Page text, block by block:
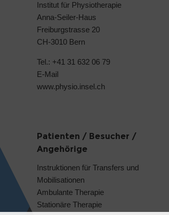
Institut für Physiotherapie
Anna-Seiler-Haus
Freiburgstrasse 20
CH-3010 Bern
Tel.: +41 31 632 06 79
E-Mail
www.physio.insel.ch
Patienten / Besucher /
Angehörige
Instruktionen für Transfers und
Mobilisationen
Ambulante Therapie
Stationäre Therapie